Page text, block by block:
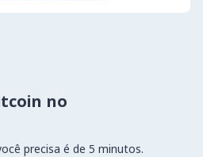
no
precisa é de 5 minutos.